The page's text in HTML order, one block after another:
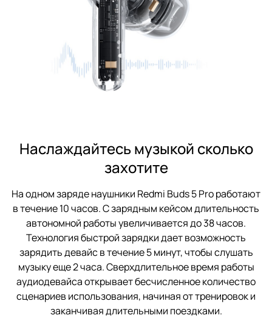
Наслаждайтесь музыкой сколько
захотите
На одном заряде наушники Redmi Buds 5 Pro работают
в течение 10 часов. С зарядным кейсом длительность
автономной работы увеличивается до 38 часов.
Технология быстрой зарядки дает возможность
зарядить девайс в течение 5 минут, чтобы слушать
музыку еще 2 часа. Сверхдлительное время работы
аудиодевайса открывает бесчисленное количество
сценариев использования, начиная от тренировок и
заканчивая длительными поездками.